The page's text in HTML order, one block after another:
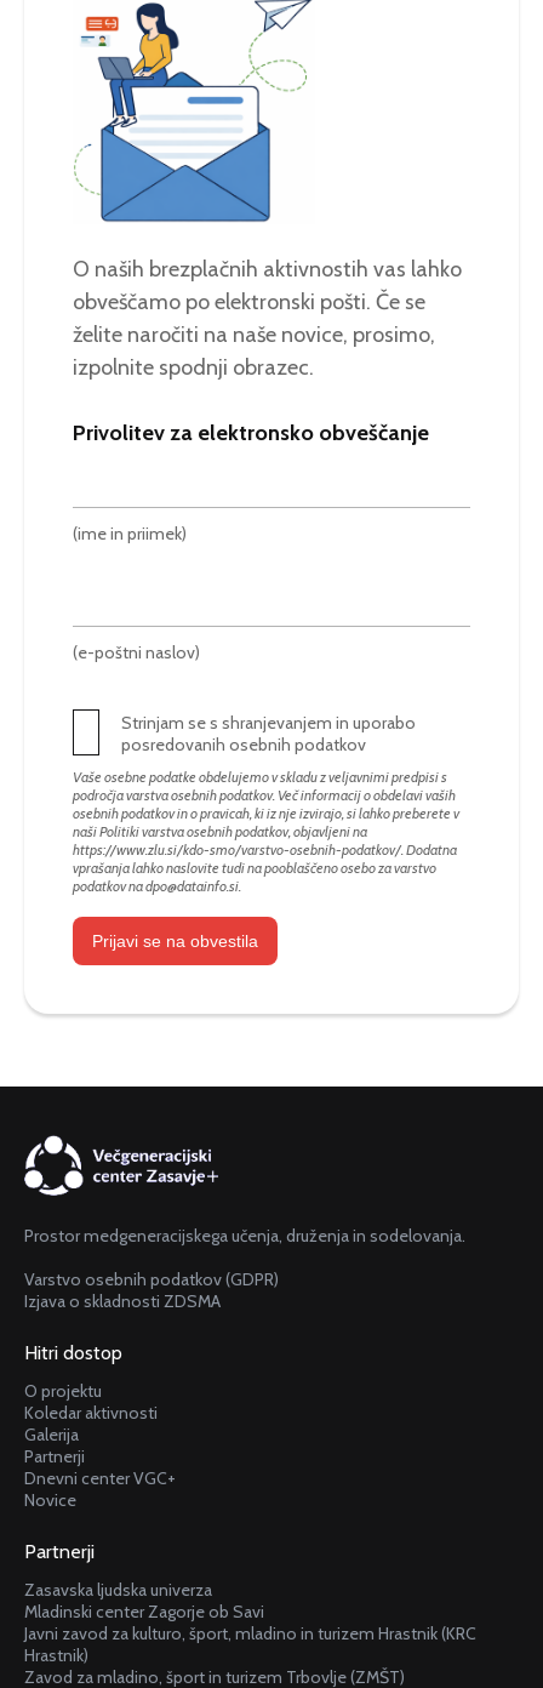
O naših brezplačnih aktivnostih vas lahko
obveščamo po elektronski pošti. Če se
želite naročiti na naše novice, prosimo,
izpolnite spodnji obrazec.
Privolitev za elektronsko obveščanje
(ime in priimek)
(e-poštni naslov)
Strinjam se s shranjevanjem in uporabo
posredovanih osebnih podatkov
Vaše osebne podatke obdelujemo v skladu z veljavnimi predpisi s
področja varstva osebnih podatkov. Več informacij o obdelavi vaših
osebnih podatkov in o pravicah, ki iz nje izvirajo, si lahko preberete v
naši Politiki varstva osebnih podatkov, objavljeni na
https://www.zlu.si/kdo-smo/varstvo-osebnih-podatkov/. Dodatna
vprašanja lahko naslovite tudi na pooblaščeno osebo za varstvo
podatkov nadpo@datainfo.si
Prijavi se na obvestila
Prostor medgeneracijskega učenja, druženja in sodelovanja.
Varstvo osebnih podatkov (GDPR)
Izjava o skladnosti ZDSMA
Hitri dostop
O projektu
Koledar aktivnosti
Galerija
Partnerji
Dnevni center VGC+
Novice
Partnerji
Zasavska ljudska univerza
Mladinski center Zagorje ob Savi
Javni zavod za kulturo, šport, mladino in turizem Hrastnik (KRC
Hrastnik)
Zavod za mladino, šport in turizem Trbovlje (ZMŠT)